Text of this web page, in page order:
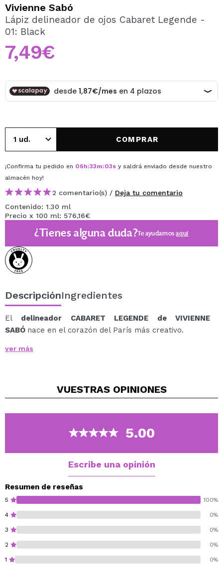
Al crear una cuenta en Maquillalia.com podrás realizar
tus compras rápidamente, revisar el estado de tus
Vivienne Sabó
Lápiz delineador de ojos Cabaret Legende -
01: Black
7,49€
COMPRAR
¡Confirma tu pedido en 06h:33m:02s y saldrá enviado desde nuestro
almacén hoy!
2 comentario(s) / Deja tu comentario
Contenido: 1.30 ml
Precio x 100 ml: 576,16€
¿Tienes alguna duda?Te ayudamosaquí
DescripciónIngredientes
El delineador CABARET LEGENDE de VIVIENNE
SABÓ nace en el corazón del París más creativo.
de los años 20, este delineador recrea la magia de una
Su fórmula está enriquecida con péptidos nutritivos, que
saludables con cada uso.
El trazo es preciso, intenso y duradero, perfecto para
crear desde un eyeliner clásico hasta un look más
Sumérgete en un universo de luces, música y belleza, y
una obra de arte.
Cruelty free.
ver más
VUESTRAS OPINIONES
5.00
Escribe una opinión
Resumen de reseñas
5 100%
4 0%
3 0%
2 0%
1 0%